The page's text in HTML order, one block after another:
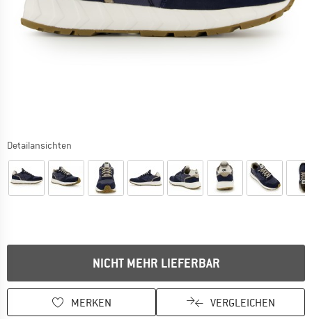
Detailansichten
NICHT MEHR LIEFERBAR
MERKEN VERGLEICHEN